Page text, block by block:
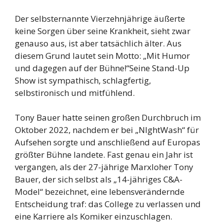
Der selbsternannte Vierzehnjährige äußerte
keine Sorgen über seine Krankheit, sieht zwar
genauso aus, ist aber tatsächlich älter. Aus
diesem Grund lautet sein Motto: „Mit Humor
und dagegen auf der Bühne!“Seine Stand-Up
Show ist sympathisch, schlagfertig,
selbstironisch und mitfühlend.
Tony Bauer hatte seinen großen Durchbruch im
Oktober 2022, nachdem er bei „NIghtWash“ für
Aufsehen sorgte und anschließend auf Europas
größter Bühne landete. Fast genau ein Jahr ist
vergangen, als der 27-jährige Marxloher Tony
Bauer, der sich selbst als „14-jähriges C&A-
Model“ bezeichnet, eine lebensverändernde
Entscheidung traf: das College zu verlassen und
eine Karriere als Komiker einzuschlagen.